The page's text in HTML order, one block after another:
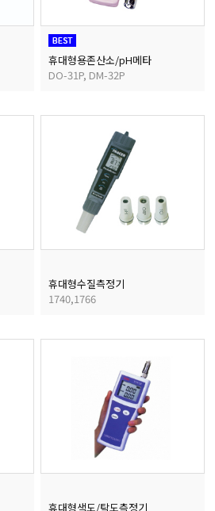
휴대형용존산소/pH메타
DO-31P, DM-32P
휴대형수질측정기
1740,1766
휴대형색도/탁도측정기